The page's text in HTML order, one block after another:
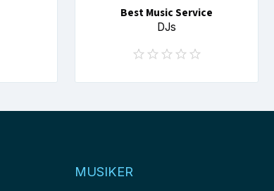
Best Music Service
DJs
MUSIKER